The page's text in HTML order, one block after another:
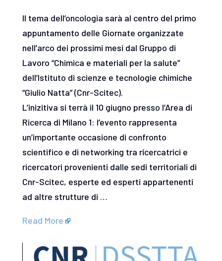
Il tema dell’oncologia sarà al centro del primo
appuntamento delle Giornate organizzate
nell’arco dei prossimi mesi dal Gruppo di
Lavoro “Chimica e materiali per la salute”
dell’Istituto di scienze e tecnologie chimiche
“Giulio Natta” (Cnr-Scitec).
L’inizitiva si terrà il 10 giugno presso l’Area di
Ricerca di Milano 1: l’evento rappresenta
un’importante occasione di confronto
scientifico e di networking tra ricercatrici e
ricercatori provenienti dalle sedi territoriali di
Cnr-Scitec, esperte ed esperti appartenenti
ad altre strutture di …
Read More